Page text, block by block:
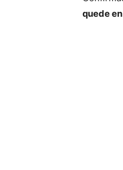
quede